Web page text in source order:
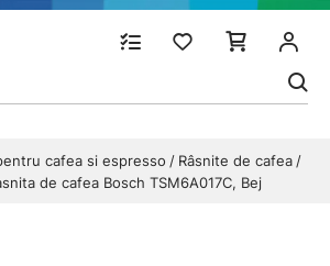
cafea si espresso
Râsnite de cafea
de cafea Bosch TSM6A017C, Bej